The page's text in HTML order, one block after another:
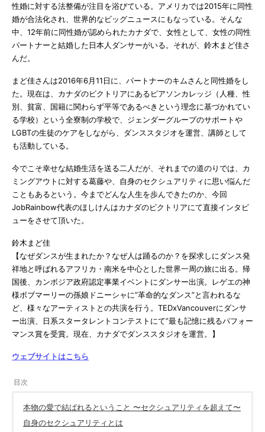
性婚に対する法整備が注目を浴びている。アメリカでは2015年に同性
婚が合法化され、世界的なビッグニュースにもなっている。そんな
中、12年前に同性婚が認められたカナダで、女性として、女性の同性
パートナーと結婚した日本人ダンサーがいる。それが、鈴木まど佳さ
んだ。
まど佳さんは2016年6月11日に、パートナーのキムさんと同性婚をし
た。現在は、カナダのビクトリアにあるピアソンカレッジ（人種、性
別、貧富、国籍に関わらず平等であるべきという理念に基づかれてい
る学校）という全寮制の学校で、ジェンダーグループのサポートや
LGBTの生徒のケアをしながら、ダンススタジオを運営、講師として
も活動している。
今でこそ幸せな結婚生活を送る二人だが、それまでの道のりでは、カ
ミングアウトに対する葛藤や、自身のセクシュアリティに思い悩んだ
こともあるという。今までどんな人生を歩んできたのか、今回
JobRainbow代表のほしけんはカナダのビクトリアにて直接インタビ
ューをさせて頂いた。
鈴木まど佳
【なぜダンスが生まれたか？なぜ人は踊るのか？を探求しにダンス発
祥地と呼ばれるアフリカ・南米を中心とした世界一周の旅に出る。帰
国後、カンボジア政府認定事業イベントにダンサー出演。レゲエの神
様ボブマーリーの孫娘ドニーシャに”革命的なダンス”と言われるな
ど、様々なアーティストとの共演を行う。TEDxVancouverにダンサ
ー出演、日系スタータレントコンテストにて”最も記憶に残るパフォー
マンス賞を受賞。現在、カナダでダンススタジオを運営。】
ウェブサイトはこちら
本物の愛で結ばれるということ 〜セクシュアリティを超えて〜
自身のセクシュアリティとは